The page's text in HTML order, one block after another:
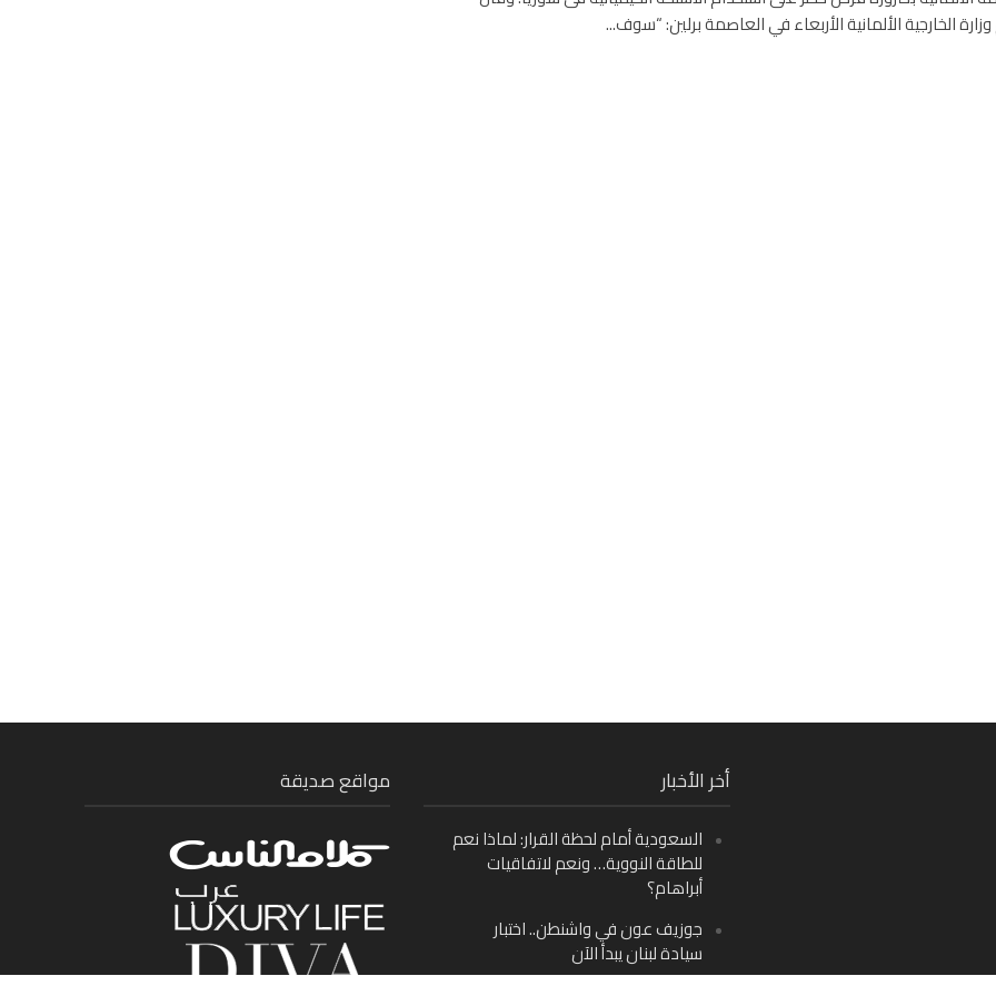
الخارجية الألمانية الأربعاء في العاصمة برلين: “سوف...
مواقع صديقة أخر الأخبار
السعودية أمام لحظة القرار: لماذا نعم
للطاقة النووية… ونعم لاتفاقيات
أبراهام؟
جوزيف عون في واشنطن.. اختبار
سيادة لبنان يبدأ الآن